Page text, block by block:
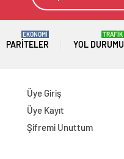
PARITELER
EKONOMİ
YOL DURUMU
TRAFİK
Üye Giriş
Üye Kayıt
Şifremi Unuttum